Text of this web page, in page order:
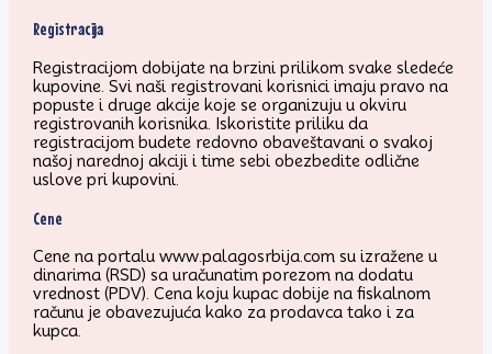
Registracija
Registracijom dobijate na brzini prilikom svake sledeće
kupovine. Svi naši registrovani korisnici imaju pravo na
popuste i druge akcije koje se organizuju u okviru
registrovanih korisnika. Iskoristite priliku da
registracijom budete redovno obaveštavani o svakoj
našoj narednoj akciji i time sebi obezbedite odlične
uslove pri kupovini.
Cene
Cene na portalu www.palagosrbija.com su izražene u
dinarima (RSD) sa uračunatim porezom na dodatu
vrednost (PDV). Cena koju kupac dobije na fiskalnom
računu je obavezujuća kako za prodavca tako i za
kupca.